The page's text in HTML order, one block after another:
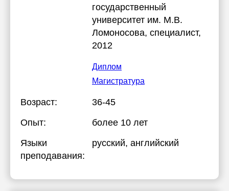
государственный
университет им. М.В.
Ломоносова, специалист,
2012
Диплом
Магистратура
Возраст:
36-45
Опыт:
более 10 лет
Языки
преподавания:
русский, английский